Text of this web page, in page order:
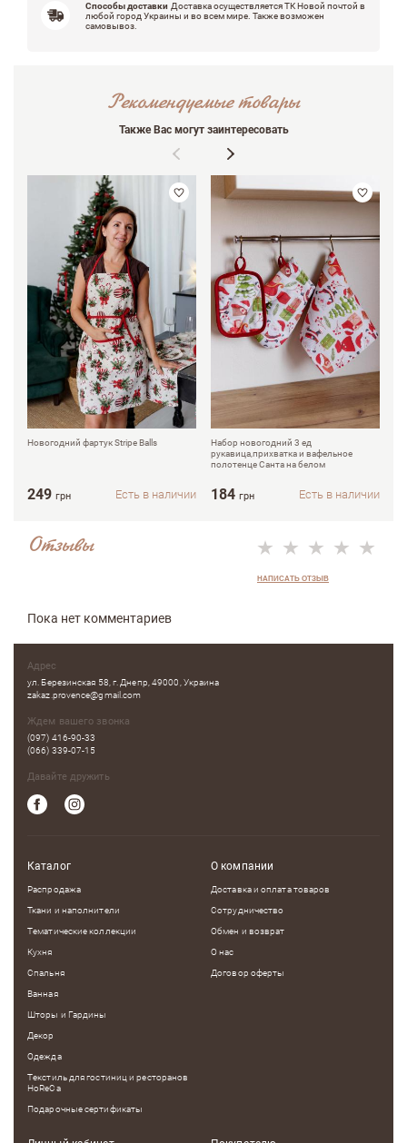
Способы доставки Доставка осуществляется ТК Новой почтой в
любой город Украины и во всем мире. Также возможен
самовывоз.
Отзывы
НАПИСАТЬ ОТЗЫВ
Пока нет комментариев
Рекомендуемые товары
Также Вас могут заинтересовать
Новогодний фартук Stripe Balls
249 грн Есть в наличии
Набор новогодний 3 ед
рукавица,прихватка и вафельное
полотенце Санта на белом
184 грн Есть в наличии
Адрес
ул. Березинская 58, г. Днепр, 49000, Украина
zakaz.provence@gmail.com
Ждем вашего звонка
(097) 416-90-33
(066) 339-07-15
Давайте дружить
Каталог
Распродажа
Ткани и наполнители
Тематические коллекции
Кухня
Спальня
Ванная
Шторы и Гардины
Декор
Одежда
Текстиль для гостиниц и ресторанов
HoReCa
Подарочные сертификаты
О компании
Доставка и оплата товаров
Сотрудничество
Обмен и возврат
О нас
Договор оферты